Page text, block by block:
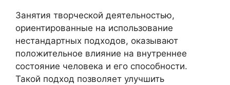
Занятия творческой деятельностью,
ориентированные на использование
нестандартных подходов, оказывают
положительное влияние на внутреннее
состояние человека и его способности.
Такой подход позволяет улучшить